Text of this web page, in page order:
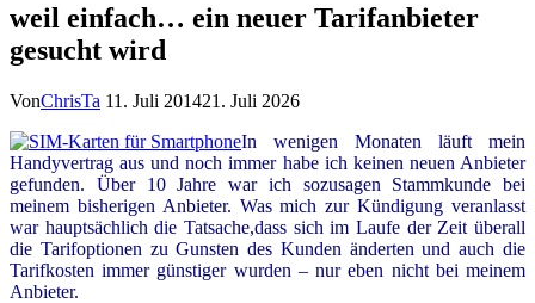
weil einfach… ein neuer Tarifanbieter
gesucht wird
VonChrisTa 11. Juli 201421. Juli 2026
In wenigen Monaten läuft mein
Handyvertrag aus und noch immer habe ich keinen neuen Anbieter
gefunden. Über 10 Jahre war ich sozusagen Stammkunde bei
meinem bisherigen Anbieter. Was mich zur Kündigung veranlasst
war hauptsächlich die Tatsache,dass sich im Laufe der Zeit überall
die Tarifoptionen zu Gunsten des Kunden änderten und auch die
Tarifkosten immer günstiger wurden – nur eben nicht bei meinem
Anbieter.